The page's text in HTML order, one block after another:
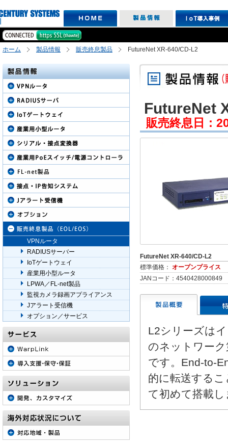
ホーム 製品情報 販売終息製品 FutureNet XR-640/CD-L2
FutureNet
販売終息日：
FutureNet XR-640/CD-L2
標準価格： オープンプライス
JANコード：4540428000849
L2シリーズは
のネットワー
です。End-to-
的に転送する
て初めて搭載
VPNルータ
RADIUSサーバー
IoTゲートウェイ
産業用小型ルータ
LPWA／FL-net製品
監視カメラ録画アプライアンス
Jアラート受信機
オプション／サービス